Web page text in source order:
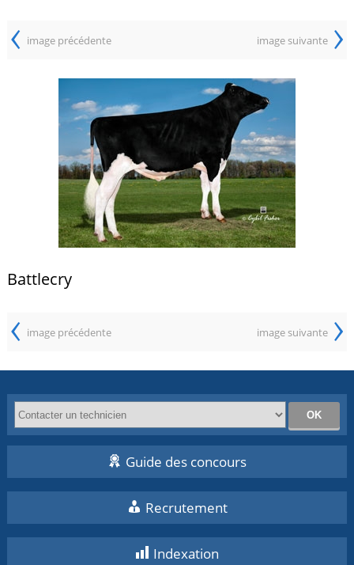
‹ image précédente image suivante ›
Battlecry
‹ image précédente image suivante ›
Guide des concours
Recrutement
Indexation